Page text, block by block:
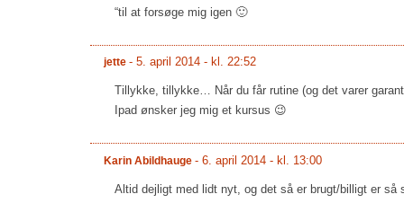
“til at forsøge mig igen 🙂
jette - 5. april 2014 - kl. 22:52
Tillykke, tillykke… Når du får rutine (og det varer
Ipad ønsker jeg mig et kursus 😉
Karin Abildhauge - 6. april 2014 - kl. 13:00
Altid dejligt med lidt nyt, og det så er brugt/billigt er så